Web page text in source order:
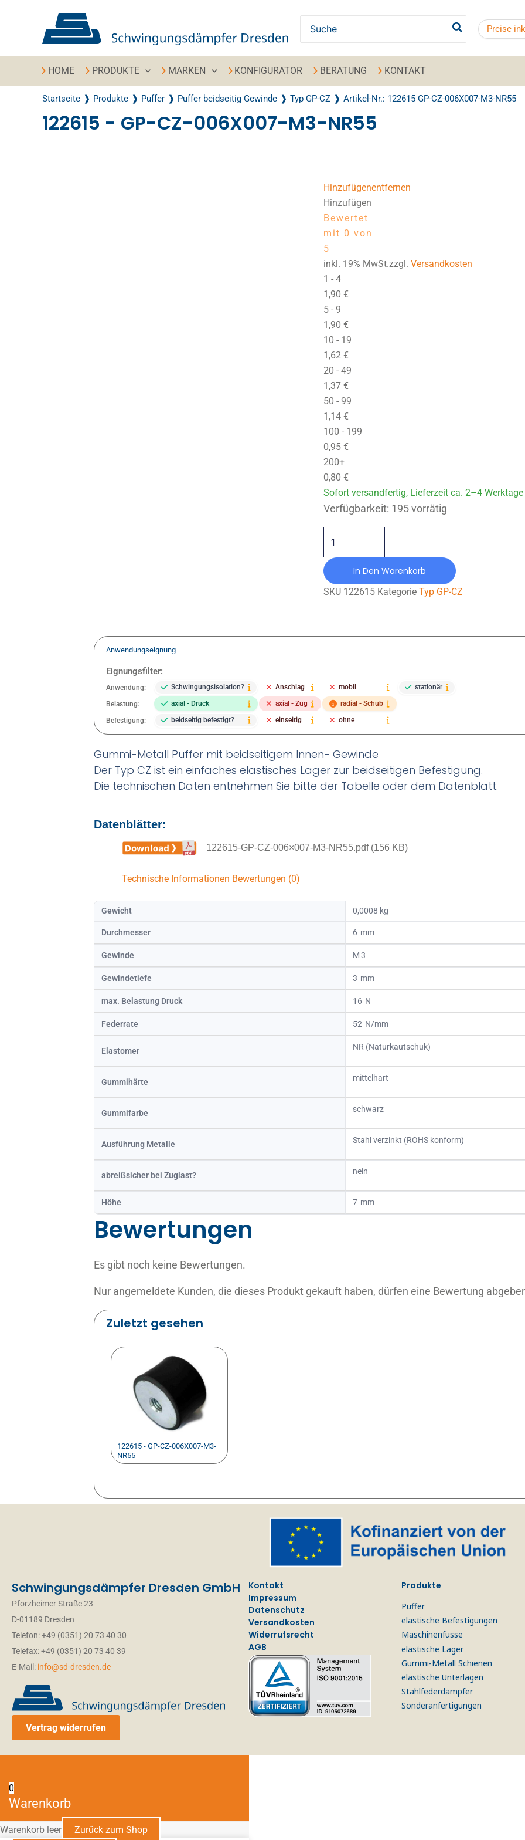
Preise
HOME PRODUKTE MARKEN KONFIGURATOR BERATUNG KONTAKT
Startseite Produkte Puffer Puffer beidseitig Gewinde Typ GP-CZ Artikel-Nr.: 122615 GP-CZ-006X007-M3-NR55
122615 - GP-CZ-006X007-M3-NR55
Hinzufügenentfernen
Hinzufügen
Bewertet
mit 0 von
5
inkl. 19% MwSt.zzgl. Versandkosten
1 - 4
1,90 €
5 - 9
1,90 €
10 - 19
1,62 €
20 - 49
1,37 €
50 - 99
1,14 €
100 - 199
0,95 €
200+
0,80 €
Sofort versandfertig, Lieferzeit ca. 2–4 Werktage
Verfügbarkeit: 195 vorrätig
GP-CZ-006X007-M3-NR55 Menge
In Den Warenkorb
SKU 122615 Kategorie Typ GP-CZ
Anwendungseignung
Eignungsfilter:
Anwendung: Schwingungsisolation? Anschlag mobil stationär
Belastung: axial - Druck axial - Zug radial - Schub
Befestigung: beidseitig befestigt? einseitig ohne
Gummi-Metall Puffer mit beidseitigem Innen- Gewinde
Der Typ CZ ist ein einfaches elastisches Lager zur beidseitigen Befestigung.
Die technischen Daten entnehmen Sie bitte der Tabelle oder dem Datenblatt.
Datenblätter:
122615-GP-CZ-006×007-M3-NR55.pdf (156 KB)
Technische Informationen Bewertungen (0)
Gewicht 0,0008 kg
Durchmesser 6
Gewinde 3
Gewindetiefe 3
max. Belastung Druck 16
Federrate 52
Elastomer NR (Naturkautschuk)
Gummihärte mittelhart
Gummifarbe schwarz
Ausführung Metalle Stahl verzinkt (ROHS konform)
abreißsicher bei Zuglast? nein
Höhe 7
Bewertungen
Es gibt noch keine Bewertungen.
Nur angemeldete Kunden, die dieses Produkt gekauft haben, dürfen eine Bewertung
Zuletzt gesehen
122615 - GP-CZ-006X007-M3-
NR55
Schwingungsdämpfer Dresden GmbH
Pforzheimer Straße 23
D-01189 Dresden
Telefon: +49 (0351) 20 73 40 30
Telefax: +49 (0351) 20 73 40 39
E-Mail: info@sd-dresden.de
Vertrag widerrufen
Kontakt
Impressum
Datenschutz
Versandkosten
Widerrufsrecht
AGB
Produkte
Puffer
elastische Befestigungen
Maschinenfüsse
elastische Lager
Gummi-Metall Schienen
elastische Unterlagen
Stahlfederdämpfer
Sonderanfertigungen
0
Warenkorb
Warenkorb leer Zurück zum Shop